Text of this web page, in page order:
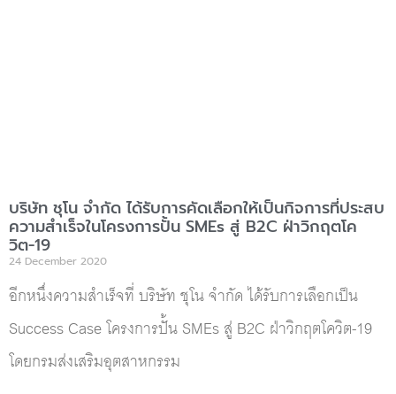
บริษัท ชุโน จำกัด ได้รับการคัดเลือกให้เป็นกิจการที่ประสบ
ความสำเร็จในโครงการปั้น SMEs สู่ B2C ฝ่าวิกฤตโค
วิต-19
24 December 2020
อีกหนึ่งความสำเร็จที่ บริษัท ชุโน จำกัด ได้รับการเลือกเป็น
Success Case โครงการปั้น SMEs สู่ B2C ฝ่าวิกฤตโควิต-19
โดยกรมส่งเสริมอุตสาหกรรม